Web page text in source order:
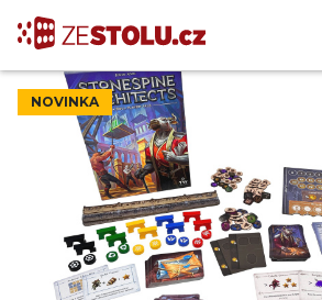
NOVINKA